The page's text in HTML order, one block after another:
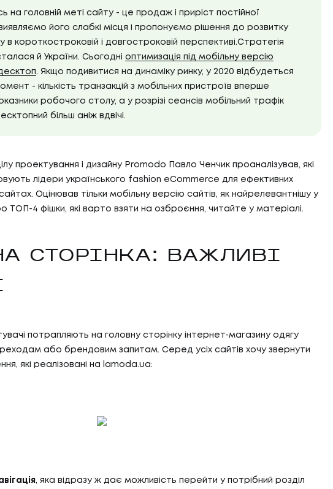
на головній меті сайту - це продаж і приріст постійної
його слабкі місця і пропонуємо рішення до розвитку
в короткостроковій і довгостроковій перспективі.Стратегія
й України. Сьогодні оптимизація під мобільну версію
. Якщо подивитися на динаміку ринку, у 2020 відбудеться
- кількість транзакцій з мобільних пристроїв вперше
робочого столу, а у розрізі сеансів мобільний трафік
більш аніж вдвічі.
проектування і дизайну Promodo Павло Ченчик проаналізував, які
лідери українського fashion eCommerce для ефективних
Оцінював тільки мобільну версію сайтів, як найрелевантнішу у
ТОП-4 фішки, які варто взяти на озброєння, читайте у матеріалі.
СТОРІНКА: ВАЖЛИВІ
потрапляють на головну сторінку інтернет-магазину одягу
або брендовим запитам. Серед усіх сайтів хочу звернути
які реалізовані на lamoda.ua:
, яка відразу ж дає можливість перейти у потрібний розділ